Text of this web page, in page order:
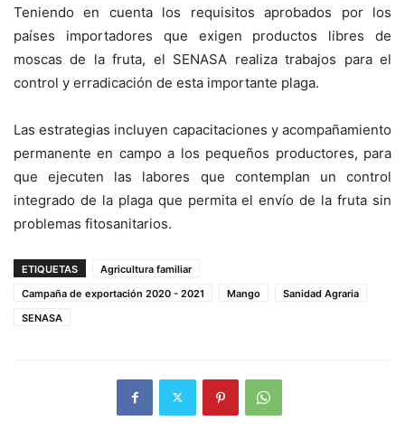
Teniendo en cuenta los requisitos aprobados por los
países importadores que exigen productos libres de
moscas de la fruta, el SENASA realiza trabajos para el
control y erradicación de esta importante plaga.
Las estrategias incluyen capacitaciones y acompañamiento
permanente en campo a los pequeños productores, para
que ejecuten las labores que contemplan un control
integrado de la plaga que permita el envío de la fruta sin
problemas fitosanitarios.
ETIQUETAS
Agricultura familiar
Campaña de exportación 2020 - 2021
Mango
Sanidad Agraria
SENASA